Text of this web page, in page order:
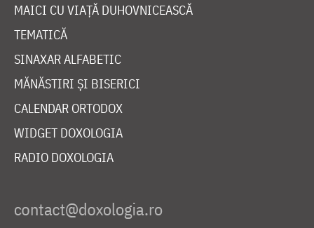
MAICI CU VIAȚĂ DUHOVNICEASCĂ
TEMATICĂ
SINAXAR ALFABETIC
MĂNĂSTIRI ȘI BISERICI
CALENDAR ORTODOX
WIDGET DOXOLOGIA
RADIO DOXOLOGIA